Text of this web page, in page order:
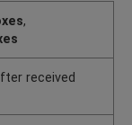
,
received